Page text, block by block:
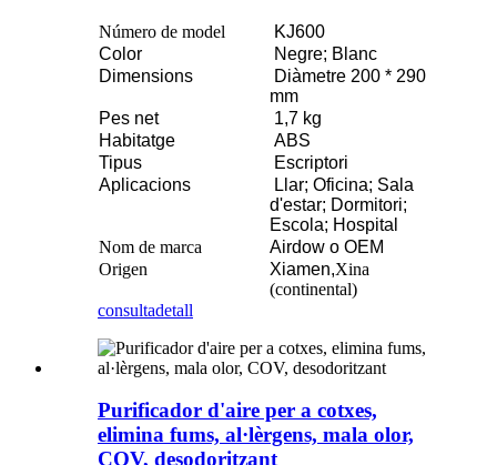
Número de model
KJ600
Color
Negre; Blanc
Dimensions
Diàmetre 200 * 290
mm
Pes net
1,7 kg
Habitatge
ABS
Tipus
Escriptori
Aplicacions
Llar; Oficina; Sala
d'estar; Dormitori;
Escola; Hospital
Nom de marca
Airdow o OEM
Origen
Xiamen,Xina
(continental)
consultadetall
Purificador d'aire per a cotxes,
elimina fums, al·lèrgens, mala olor,
COV, desodoritzant